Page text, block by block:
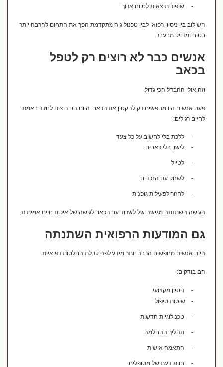
שיפור תוצאות לטווח ארוך
השילוב בין ניסיון רפואי לבין טכנולוגיה מתקדמת הפך את התחום להרבה יותר
בטוח ומדויק מבעבר.
אנשים כבר לא רוצים רק לטפל
בכאב
וזה אולי ההבדל הכי גדול.
פעם אנשים היו מחפשים רק להקטין את הכאב. היום הם רוצים לחזור באמת
לחיים רגילים:
ללכת בלי לחשוב על כל צעד
לישון בלי כאבים
לטייל
לשחק עם הנכדים
לחזור לפעילות גופנית
הגישה השתנתה מגישה של לשרוד עם הכאב לגישה של איכות חיים אמיתית.
גם המודעות הרפואית השתנתה
היום אנשים מחפשים הרבה יותר מידע לפני קבלת החלטות רפואיות.
הם בודקים:
ניסיון מקצועי
שיטות טיפול
טכנולוגיות חדשות
תהליך ההחלמה
התאמה אישית
חוות דעת של מטופלים